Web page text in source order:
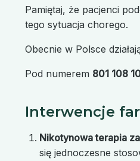
Pamiętaj, że pacjenci
tego sytuacja chorego.
Obecnie w Polsce
Pod numerem 801 108
Interwencje
Nikotynowa terapia
się jednoczesne